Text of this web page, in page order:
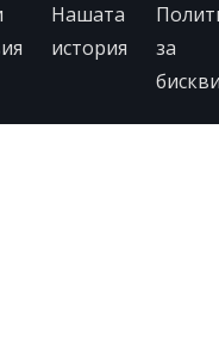
Нашата
история
за